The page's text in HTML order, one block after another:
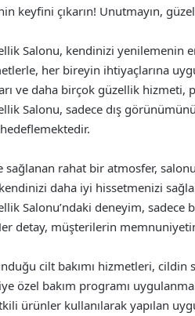
keyfini çıkarın! Unutmayın,
Salonu, kendinizi yenilemenin
her bireyin ihtiyaçlarına
ve daha birçok güzellik
Salonu, sadece dış
sağlanan rahat bir atmosfer,
daha iyi hissetmenizi
Salonu’ndaki deneyim,
detay, müşterilerin
cilt bakımı hizmetleri, cildin
özel bakım programı
ürünler kullanılarak yapılan